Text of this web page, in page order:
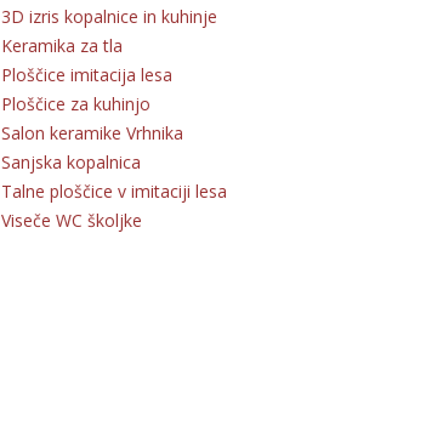
3D izris kopalnice in kuhinje
Keramika za tla
Ploščice imitacija lesa
Ploščice za kuhinjo
Salon keramike Vrhnika
Sanjska kopalnica
Talne ploščice v imitaciji lesa
Viseče WC školjke